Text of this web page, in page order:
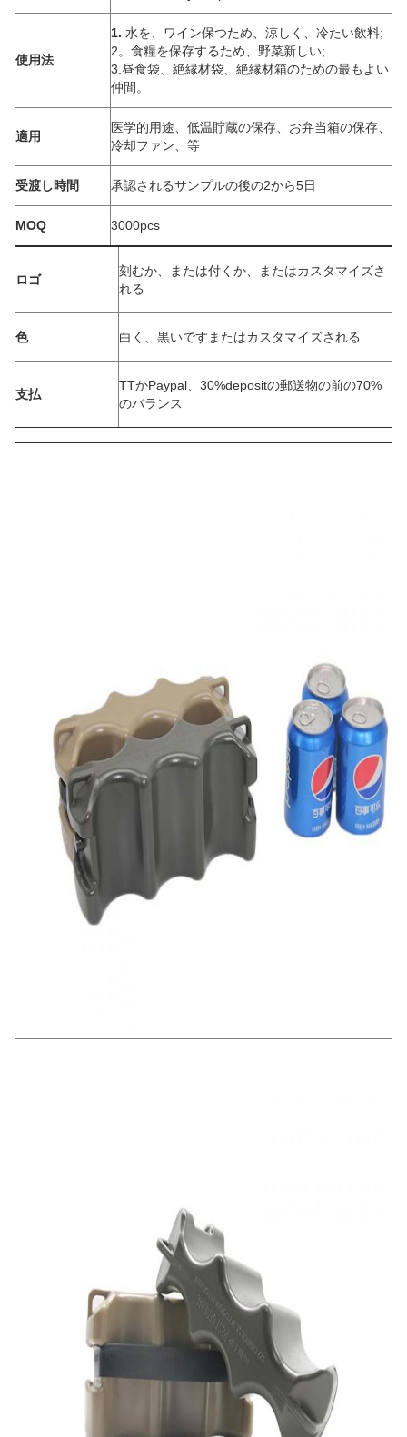
使用法
1. 水を、ワイン保つため、涼しく、冷たい飲料;
2。食糧を保存するため、野菜新しい;
3.昼食袋、絶縁材袋、絶縁材箱のための最もよい
仲間。
適用
医学的用途、低温貯蔵の保存、お弁当箱の保存、
冷却ファン、等
受渡し時間 承認されるサンプルの後の2から5日
MOQ 3000pcs
ロゴ
刻むか、または付くか、またはカスタマイズさ
れる
色 白く、黒いですまたはカスタマイズされる
支払
TTかPaypal、30%depositの郵送物の前の70%
のバランス